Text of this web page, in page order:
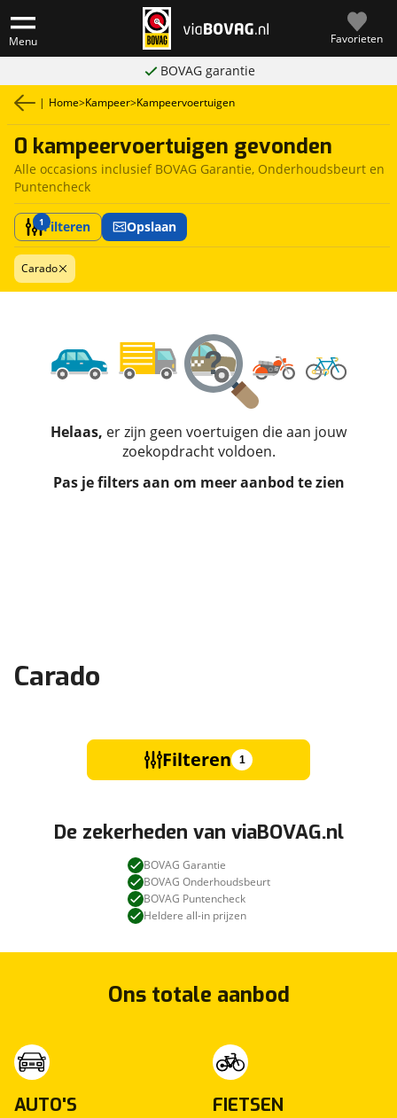
Menu Favorieten
BOVAG garantie
| Home>Kampeer>Kampeervoertuigen
0 kampeervoertuigen gevonden
Alle occasions inclusief BOVAG Garantie, Onderhoudsbeurt en
Puntencheck
1Filteren Opslaan
Carado
Helaas, er zijn geen voertuigen die aan jouw
zoekopdracht voldoen.
Pas je filters aan om meer aanbod te zien
Carado
Filteren 1
De zekerheden van viaBOVAG.nl
BOVAG Garantie
BOVAG Onderhoudsbeurt
BOVAG Puntencheck
Heldere all-in prijzen
Ons totale aanbod
AUTO'S FIETSEN